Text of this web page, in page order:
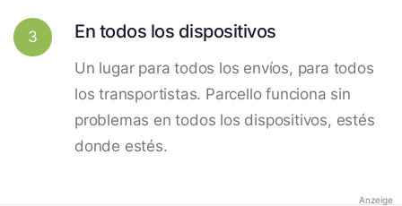
3 En todos los dispositivos
Un lugar para todos los envíos, para todos
los transportistas. Parcello funciona sin
problemas en todos los dispositivos, estés
donde estés.
Anzeige